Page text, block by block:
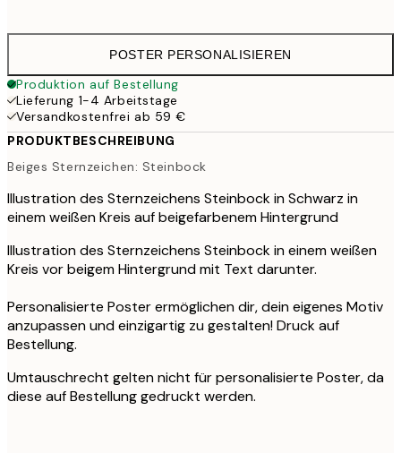
POSTER PERSONALISIEREN
Produktion auf Bestellung
Lieferung 1-4 Arbeitstage
Versandkostenfrei ab 59 €
PRODUKTBESCHREIBUNG
Beiges Sternzeichen: Steinbock
Illustration des Sternzeichens Steinbock in Schwarz in
einem weißen Kreis auf beigefarbenem Hintergrund
Illustration des Sternzeichens Steinbock in einem weißen
Kreis vor beigem Hintergrund mit Text darunter.
Personalisierte Poster ermöglichen dir, dein eigenes Motiv
anzupassen und einzigartig zu gestalten! Druck auf
Bestellung.
Umtauschrecht gelten nicht für personalisierte Poster, da
diese auf Bestellung gedruckt werden.